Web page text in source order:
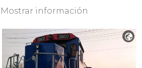
A-z Z-a
Mostrar información
